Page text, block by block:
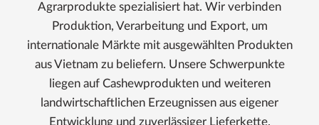
Agrarprodukte spezialisiert hat. Wir verbinden
Produktion, Verarbeitung und Export, um
internationale Märkte mit ausgewählten Produkten
aus Vietnam zu beliefern. Unsere Schwerpunkte
liegen auf Cashewprodukten und weiteren
landwirtschaftlichen Erzeugnissen aus eigener
Entwicklung und zuverlässiger Lieferkette.